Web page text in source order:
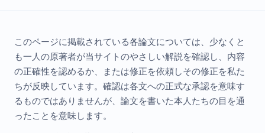
このページに掲載されている各論文については、少なくと
も一人の原著者が当サイトのやさしい解説を確認し、内容
の正確性を認めるか、または修正を依頼しその修正を私た
ちが反映しています。確認は各文への正式な承認を意味す
るものではありませんが、論文を書いた本人たちの目を通
ったことを意味します。